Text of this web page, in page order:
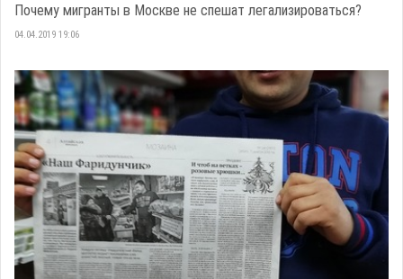
Почему мигранты в Москве не спешат легализироваться?
04.04.2019 19:06